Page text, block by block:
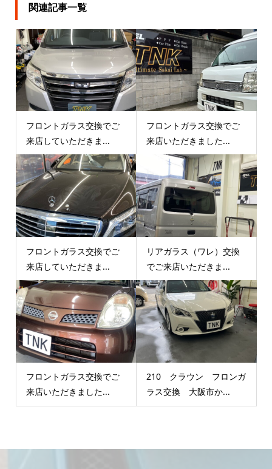
関連記事一覧
フロントガラス交換でご
来店していただきま...
フロントガラス交換でご
来店いただきました...
フロントガラス交換でご
来店していただきま...
リアガラス（ワレ）交換
でご来店いただきま...
フロントガラス交換でご
来店いただきました...
210 クラウン フロンガ
ラス交換 大阪市か...